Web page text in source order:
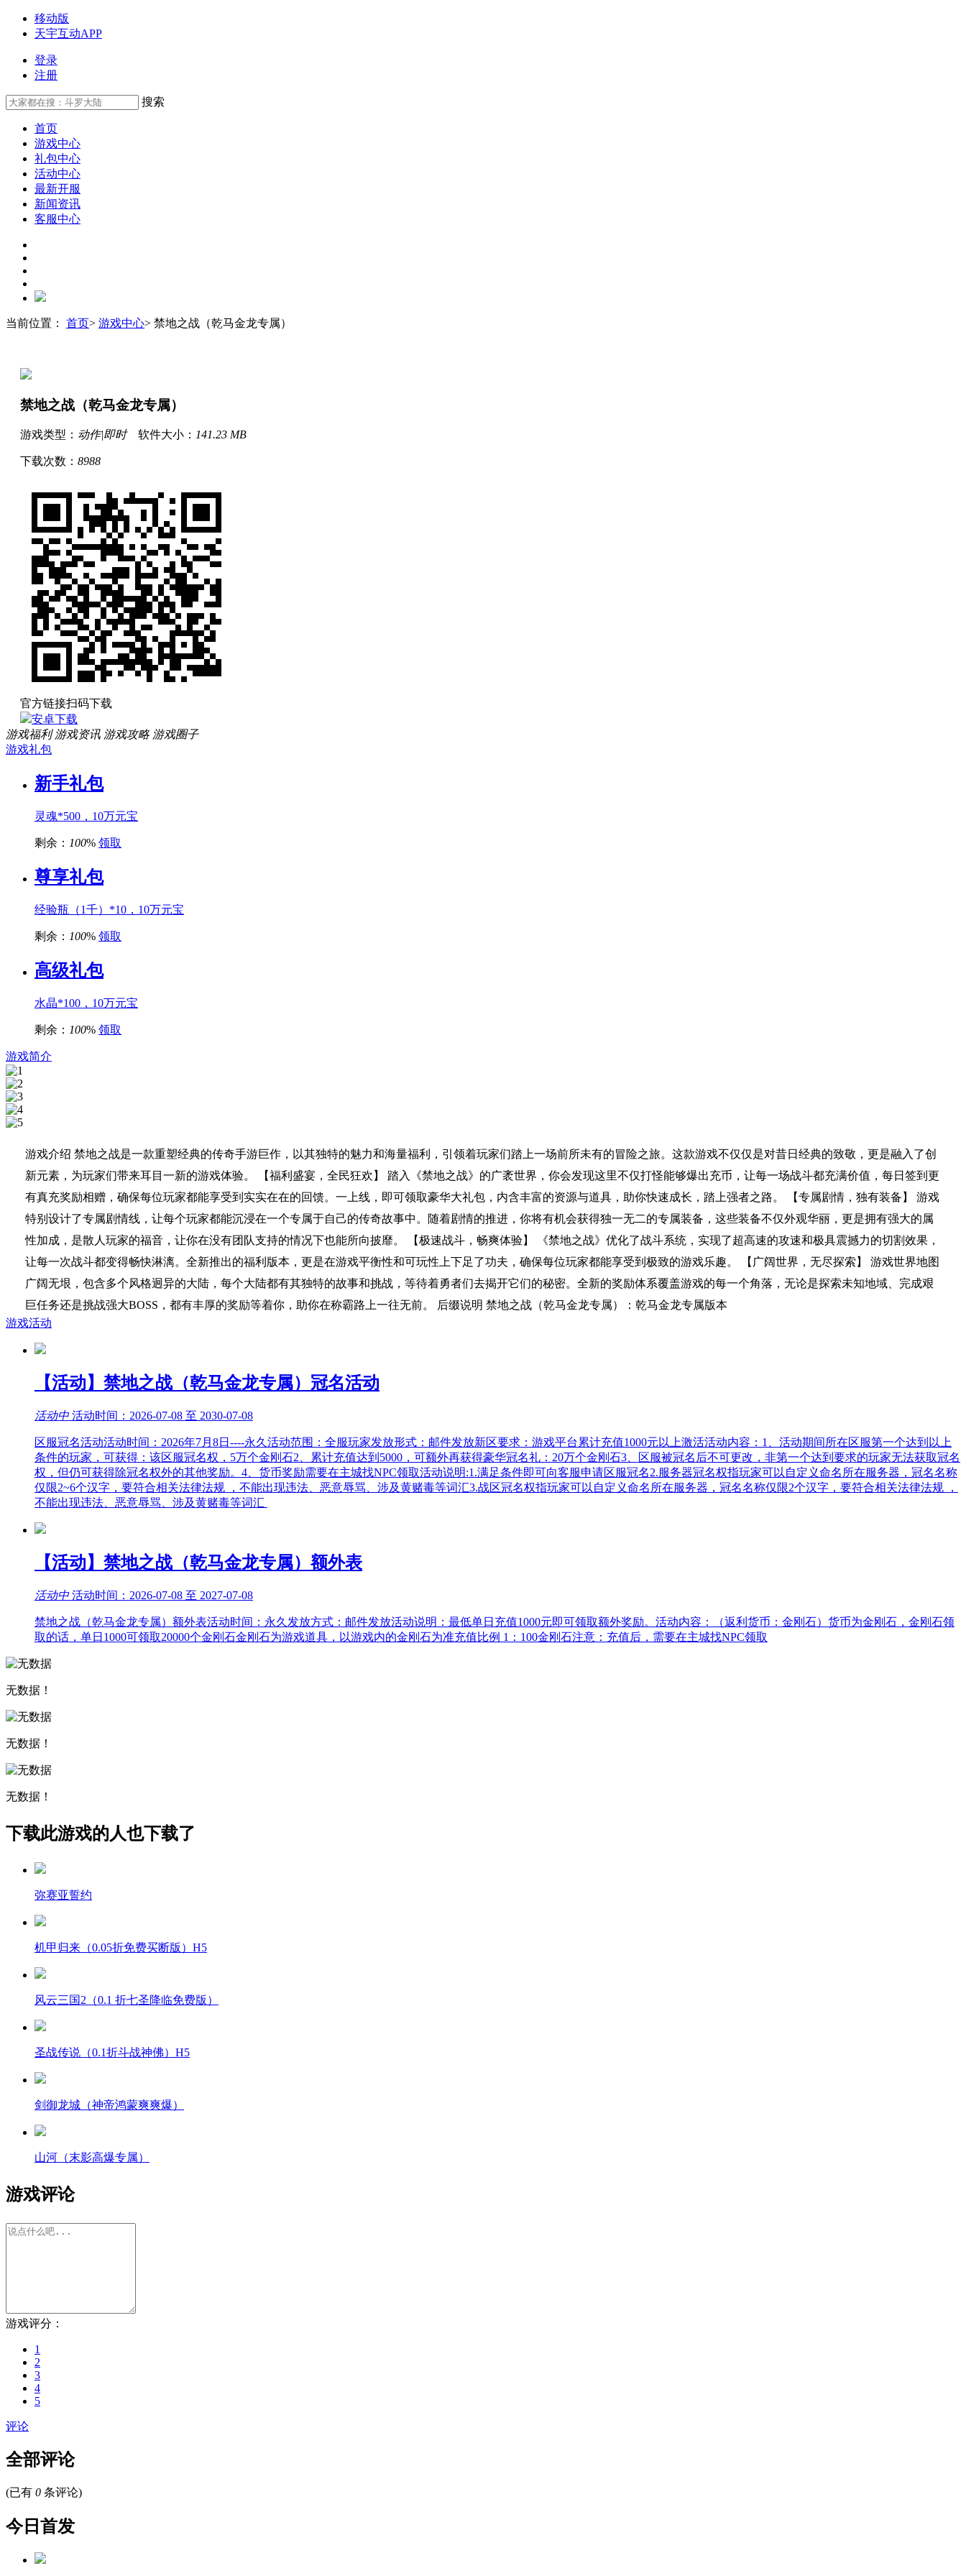
移动版
天宇互动APP
登录
注册
搜索
首页
游戏中心
礼包中心
活动中心
最新开服
新闻资讯
客服中心
当前位置： 首页> 游戏中心> 禁地之战（乾马金龙专属）
禁地之战（乾马金龙专属）
游戏类型： 动作|即时 软件大小： 141.23 MB
下载次数： 8988
官方链接扫码下载
安卓下载
游戏福利 游戏资讯 游戏攻略 游戏圈子
游戏礼包
新手礼包
灵魂*500，10万元宝
剩余： 100% 领取
尊享礼包
经验瓶（1千）*10，10万元宝
剩余： 100% 领取
高级礼包
水晶*100，10万元宝
剩余： 100% 领取
游戏简介
游戏介绍 禁地之战是一款重塑经典的传奇手游巨作，以其独特的魅力和海量福利，引领着玩家们踏上一场前所未有的冒险之旅。这款游戏不仅仅是对昔日经典的致敬，更是融入了创
新元素，为玩家们带来耳目一新的游戏体验。 【福利盛宴，全民狂欢】 踏入《禁地之战》的广袤世界，你会发现这里不仅打怪能够爆出充币，让每一场战斗都充满价值，每日签到更
有真充奖励相赠，确保每位玩家都能享受到实实在在的回馈。一上线，即可领取豪华大礼包，内含丰富的资源与道具，助你快速成长，踏上强者之路。 【专属剧情，独有装备】 游戏
特别设计了专属剧情线，让每个玩家都能沉浸在一个专属于自己的传奇故事中。随着剧情的推进，你将有机会获得独一无二的专属装备，这些装备不仅外观华丽，更是拥有强大的属
性加成，是散人玩家的福音，让你在没有团队支持的情况下也能所向披靡。 【极速战斗，畅爽体验】 《禁地之战》优化了战斗系统，实现了超高速的攻速和极具震撼力的切割效果，
让每一次战斗都变得畅快淋漓。全新推出的福利版本，更是在游戏平衡性和可玩性上下足了功夫，确保每位玩家都能享受到极致的游戏乐趣。 【广阔世界，无尽探索】 游戏世界地图
广阔无垠，包含多个风格迥异的大陆，每个大陆都有其独特的故事和挑战，等待着勇者们去揭开它们的秘密。全新的奖励体系覆盖游戏的每一个角落，无论是探索未知地域、完成艰
巨任务还是挑战强大BOSS，都有丰厚的奖励等着你，助你在称霸路上一往无前。 后缀说明 禁地之战（乾马金龙专属）：乾马金龙专属版本
游戏活动
【活动】禁地之战（乾马金龙专属）冠名活动
活动中活动时间：2026-07-08 至 2030-07-08
区服冠名活动活动时间：2026年7月8日----永久活动范围：全服玩家发放形式：邮件发放新区要求：游戏平台累计充值1000元以上激活活动内容：1、活动期间所在区服第一个达到以上
条件的玩家，可获得：该区服冠名权，5万个金刚石2、累计充值达到5000，可额外再获得豪华冠名礼：20万个金刚石3、区服被冠名后不可更改，非第一个达到要求的玩家无法获取冠名
权，但仍可获得除冠名权外的其他奖励。4、货币奖励需要在主城找NPC领取活动说明:1.满足条件即可向客服申请区服冠名2.服务器冠名权指玩家可以自定义命名所在服务器，冠名名称
仅限2~6个汉字，要符合相关法律法规 ，不能出现违法、恶意辱骂、涉及黄赌毒等词汇3.战区冠名权指玩家可以自定义命名所在服务器，冠名名称仅限2个汉字，要符合相关法律法规 ，
不能出现违法、恶意辱骂、涉及黄赌毒等词汇
【活动】禁地之战（乾马金龙专属）额外表
活动中活动时间：2026-07-08 至 2027-07-08
禁地之战（乾马金龙专属）额外表活动时间：永久发放方式：邮件发放活动说明：最低单日充值1000元即可领取额外奖励。活动内容：（返利货币：金刚石）货币为金刚石，金刚石领
取的话，单日1000可领取20000个金刚石金刚石为游戏道具，以游戏内的金刚石为准充值比例 1：100金刚石注意：充值后，需要在主城找NPC领取
无数据！
无数据！
无数据！
下载此游戏的人也下载了
弥赛亚誓约
机甲归来（0.05折免费买断版）H5
风云三国2（0.1 折七圣降临免费版）
圣战传说（0.1折斗战神佛）H5
剑御龙城（神帝鸿蒙爽爽爆）
山河（末影高爆专属）
游戏评论
游戏评分：
1
2
3
4
5
评论
全部评论
(已有 0 条评论)
今日首发